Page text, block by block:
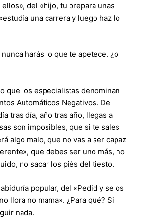
del «hijo, tu prepara unas
una carrera y luego haz lo
harás lo que te apetece. ¿o
que los especialistas denominan
Automáticos Negativos. De
tras día, año tras año, llegas a
son imposibles, que si te sales
algo malo, que no vas a ser capaz
que debes ser uno más, no
no sacar los piés del tiesto.
popular, del «Pedid y se os
llora no mama». ¿Para qué? Si
nada.